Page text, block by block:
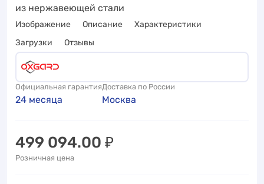
из нержавеющей стали
Изображение Описание
Характеристики
Загрузки
Отзывы
Официальная гарантия
24 месяца
Доставка по России
Москва
499 094.00 ₽
Розничная цена